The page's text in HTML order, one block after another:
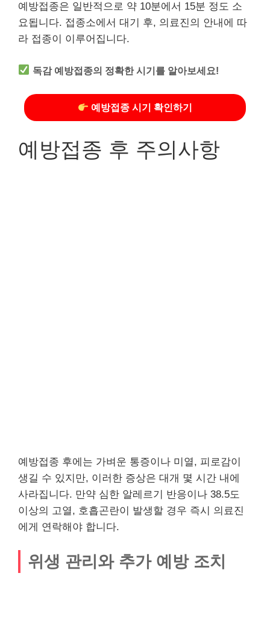
예방접종은 일반적으로 약 10분에서 15분 정도 소
요됩니다. 접종소에서 대기 후, 의료진의 안내에 따
라 접종이 이루어집니다.
독감 예방접종의 정확한 시기를 알아보세요!
예방접종 시기 확인하기
예방접종 후 주의사항
예방접종 후에는 가벼운 통증이나 미열, 피로감이
생길 수 있지만, 이러한 증상은 대개 몇 시간 내에
사라집니다. 만약 심한 알레르기 반응이나 38.5도
이상의 고열, 호흡곤란이 발생할 경우 즉시 의료진
에게 연락해야 합니다.
위생 관리와 추가 예방 조치